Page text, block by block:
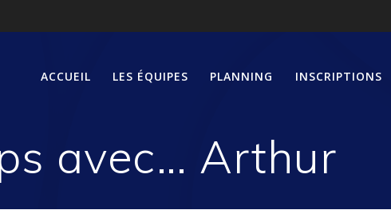
ACCUEIL LES ÉQUIPES PLANNING INSCRIPTIONS
avec… Arthur